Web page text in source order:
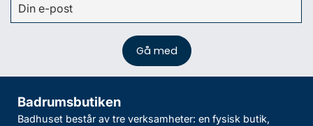
Badrumsbutiken
Badhuset består av tre verksamheter: en fysisk butik,